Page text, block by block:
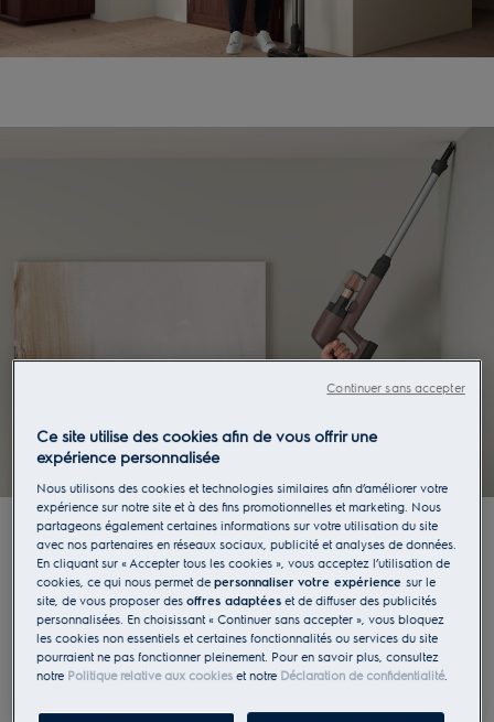
Un poids faible pour des
performances élevées
Notre aspirateur sans fil léger (seulement 2,2 kg)
et puissant vous facilite grandement la tâche.
Grâce à son design ergonomique et compact,
vous pouvez tout nettoyer, du sol au plafond.
Ce site utilise des cookies afin de vous offrir une
expérience personnalisée
Nous utilisons des cookies et technologies similaires afin d’améliorer votre
expérience sur notre site et à des fins promotionnelles et marketing. Nous
partageons également certaines informations sur votre utilisation du site
avec nos partenaires en réseaux sociaux, publicité et analyses de données.
En cliquant sur « Accepter tous les cookies », vous acceptez l’utilisation de
cookies, ce qui nous permet depersonnaliser votre expériencesur le
site, de vous proposer desoffres adaptées et de diffuser des publicités
personnalisées. En choisissant « Continuer sans accepter », vous bloquez
les cookies non essentiels et certaines fonctionnalités ou services du site
pourraient ne pas fonctionner pleinement. Pour en savoir plus, consultez
notre Politique relative aux cookies et notre Déclaration de confidentialité.
Continuer sans accepter